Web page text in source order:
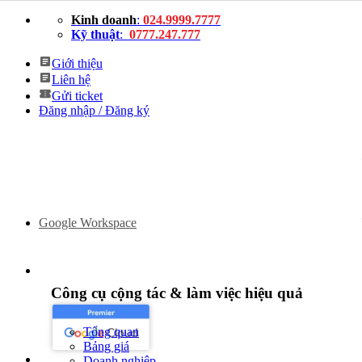
dung
Kinh doanh: 024.9999.7777
Kỹ thuật: 0777.247.777
Giới thiệu
Liên hệ
Gửi ticket
Đăng nhập / Đăng ký
Google Workspace
Công cụ cộng tác & làm việc hiệu quả
Tổng quan
Bảng giá